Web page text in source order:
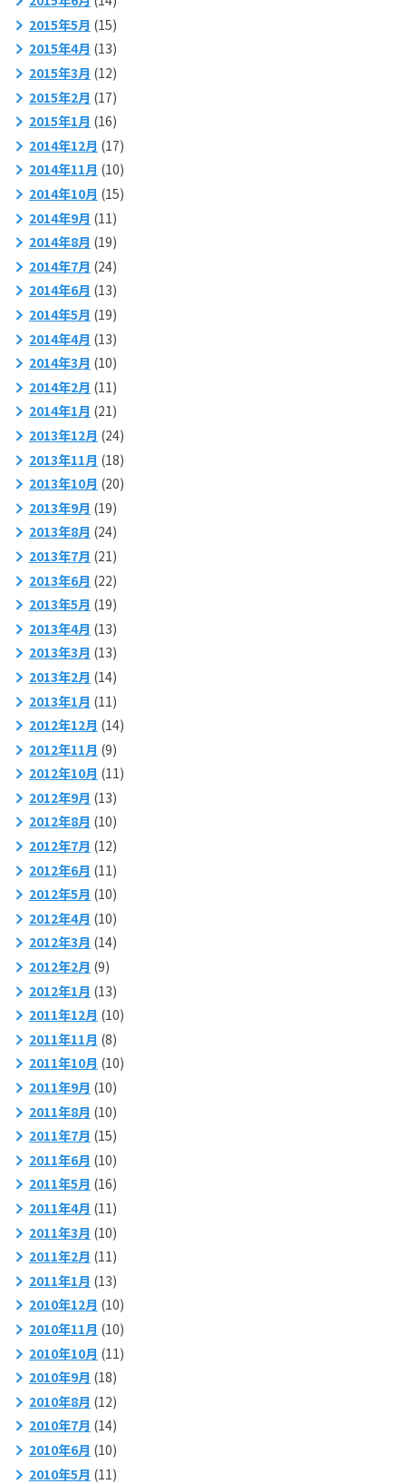
2015年5月 (15)
2015年4月 (13)
2015年3月 (12)
2015年2月 (17)
2015年1月 (16)
2014年12月 (17)
2014年11月 (10)
2014年10月 (15)
2014年9月 (11)
2014年8月 (19)
2014年7月 (24)
2014年6月 (13)
2014年5月 (19)
2014年4月 (13)
2014年3月 (10)
2014年2月 (11)
2014年1月 (21)
2013年12月 (24)
2013年11月 (18)
2013年10月 (20)
2013年9月 (19)
2013年8月 (24)
2013年7月 (21)
2013年6月 (22)
2013年5月 (19)
2013年4月 (13)
2013年3月 (13)
2013年2月 (14)
2013年1月 (11)
2012年12月 (14)
2012年11月 (9)
2012年10月 (11)
2012年9月 (13)
2012年8月 (10)
2012年7月 (12)
2012年6月 (11)
2012年5月 (10)
2012年4月 (10)
2012年3月 (14)
2012年2月 (9)
2012年1月 (13)
2011年12月 (10)
2011年11月 (8)
2011年10月 (10)
2011年9月 (10)
2011年8月 (10)
2011年7月 (15)
2011年6月 (10)
2011年5月 (16)
2011年4月 (11)
2011年3月 (10)
2011年2月 (11)
2011年1月 (13)
2010年12月 (10)
2010年11月 (10)
2010年10月 (11)
2010年9月 (18)
2010年8月 (12)
2010年7月 (14)
2010年6月 (10)
2010年5月 (11)